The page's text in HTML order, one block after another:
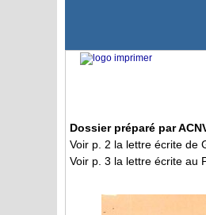
Dossier préparé par
Voir p. 2 la lettre écrite de
Voir p. 3 la lettre écrite au